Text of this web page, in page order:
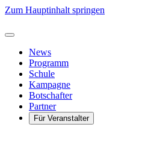
Zum Hauptinhalt springen
News
Programm
Schule
Kampagne
Botschafter
Partner
Für Veranstalter